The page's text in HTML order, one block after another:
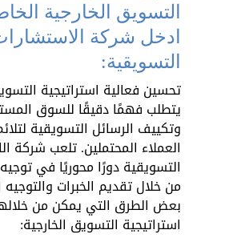
التسويق الخارجية
ادخل شركة
التسويقية:
تحسين فعالية استراتيجية
يتطلب فهمًا دقيقًا للسوق
وتكييف الرسائل التسويقية
العملاء المحتملين. تلعب شركة
التسويقية دورًا محوريًا في
من خلال تقديم الخبرات والتوجيه
بعض الطرق التي يمكن من
استراتيجية التسويق الخارجية: